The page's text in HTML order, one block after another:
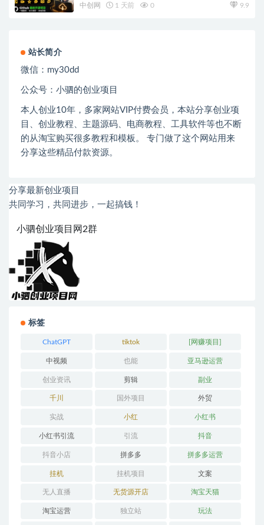
QzoneArchive
中创网 1 天前 0 9.9
站长简介
微信： my30dd
公众号：小驷的创业项目
本人创业10年，多家网站VIP付费会员，本站分享创业项
目、创业教程、主题源码、电商教程、工具软件等也不断
的从淘宝购买很多教程和模板。 专门做了这个网站用来
分享这些精品付款资源。
分享最新创业项目
共同学习，共同进步，一起搞钱！
小驷创业项目网2群
标签
ChatGPT tiktok [网赚项目]
中视频 也能 亚马逊运营
创业资讯 剪辑 副业
千川 国外项目 外贸
实战 小红 小红书
小红书引流 引流 抖音
抖音小店 拼多多 拼多多运营
挂机 挂机项目 文案
无人直播 无货源开店 淘宝天猫
淘宝运营 独立站 玩法